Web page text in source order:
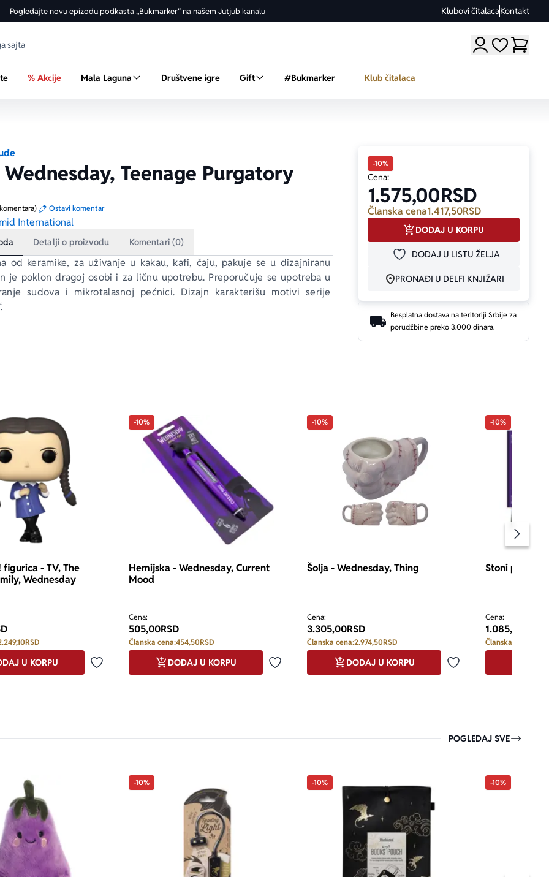
Pogledajte novu epizodu podkasta „Bukmarker“ na našem Jutjub kanalu Klubovi čitalacaKontakt
Moji omiljeni
% Akcije Mala Laguna Društvene igre Gift #Bukmarker Klub čitalaca
Teenage Purgatory
Ostavi komentar
International
Detalji o proizvodu Komentari (0)
od keramike, za uživanje u kakau, kafi, čaju, pakuje se u dizajniranu
je poklon dragoj osobi i za ličnu upotrebu. Preporučuje se upotreba u
sudova i mikrotalasnoj pećnici. Dizajn karakterišu motivi serije
-10%
Cena:
1.575,00RSD
Članska cena1.417,50RSD
DODAJ U KORPU
DODAJ U OMILJENE
DODAJ U LISTU ŽELJA
PRONAĐI U DELFI KNJIŽARI
Besplatna dostava na teritoriji Srbije za
porudžbine preko 3.000 dinara.
figurica - TV, The
Wednesday
RSD
Dodaj u omiljene
U KORPU
-10%
Hemijska - Wednesday, Current
Mood
Cena:
505,00RSD
Članska cena:454,50RSD
Dodaj u omiljene
DODAJ U KORPU
-10%
Šolja - Wednesday, Thing
Cena:
3.305,00RSD
Članska cena:2.974,50RSD
Dodaj u omiljene
DODAJ U KORPU
-10%
Stoni planer
Cena:
1.085,00
Članska cena:
POGLEDAJ SVE
-10% -10% -10%